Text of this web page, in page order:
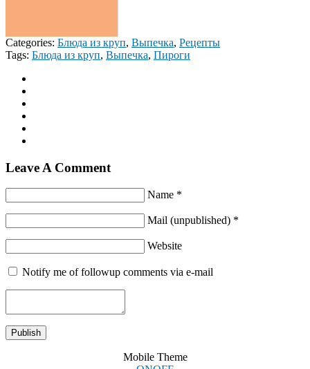
Categories: Блюда из круп, Выпечка, Рецепты
Tags: Блюда из круп, Выпечка, Пироги
Leave A Comment
Name *
Mail (unpublished) *
Website
Notify me of followup comments via e-mail
Mobile Theme